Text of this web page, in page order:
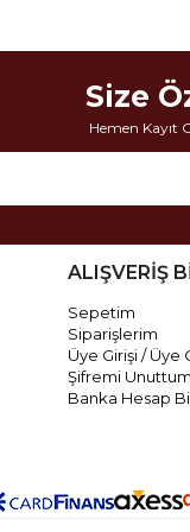
Size
Hemen Kayıt
ALIŞVERİŞ
Sepetim
Siparişlerim
Üye Girişi / Üye
Şifremi Unuttum
Banka Hesap